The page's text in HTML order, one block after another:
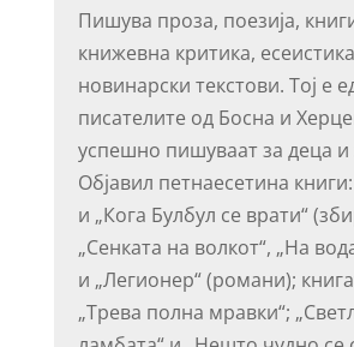
Пишува проза, поезија,
книжевна критика,
новинарски текстови. Тој е
писателите од Босна и
успешно пишуваат за деца и
Објавил петнаесетина
и „Кога Булбул се врати“
„Сенката на волкот“, „На
и „Легионер“ (романи);
„Трева полна мравки“;